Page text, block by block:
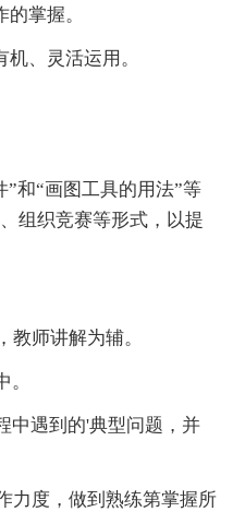
的掌握。
机、灵活运用。
和“画图工具的用法”等
组织竞赛等形式，以提
教师讲解为辅。
中遇到的'典型问题，并
力度，做到熟练第掌握所